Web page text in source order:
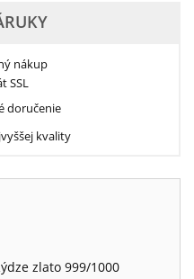
nákup
SSL
doručenie
kvality
zlato 999/1000